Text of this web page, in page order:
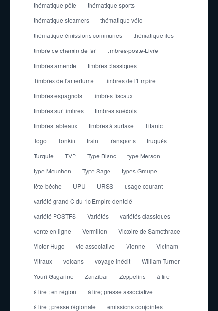
thématique pôle
thématique sports
thématique steamers
thématique vélo
thématique émissions communes
thématique îles
timbre de chemin de fer
timbres-poste-Livre
timbres amende
timbres classiques
Timbres de l'amertume
timbres de l'Empire
timbres espagnols
timbres fiscaux
timbres sur timbres
timbres suédois
timbres tableaux
timbres à surtaxe
Titanic
Togo
Tonkin train transports
truqués
Turquie
TVP Type Blanc
type Merson
type Mouchon
Type Sage
types Groupe
tête-bêche
UPU URSS
usage courant
variété grand C du 1c Empire dentelé
variété POSTFS
Variétés
variétés classiques
vente en ligne
Vermillon
Victoire de Samothrace
Victor Hugo
vie associative Vienne
Vietnam
Vitraux
volcans voyage inédit
William Turner
Youri Gagarine
Zanzibar Zeppelins
à lire
à lire ; en région
à lire; presse associative
à lire ; presse régionale
émissions conjointes